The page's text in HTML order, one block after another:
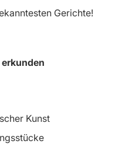
Gerichte!
Kunst